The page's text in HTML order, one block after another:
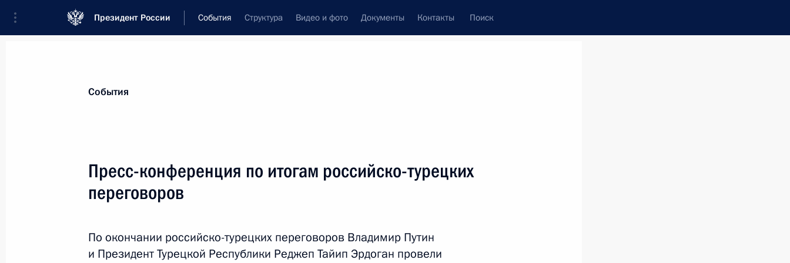
Президент России События Структура Видео и фото Документы Контакты Поиск
Новости
Телефонный разговор с Наследным принцем Саудовской Аравии
События
Пресс-конференция по итогам российско-турецких
переговоров
По окончании российско-турецких переговоров Владимир Путин
и Президент Турецкой Республики Реджеп Тайип Эрдоган провели